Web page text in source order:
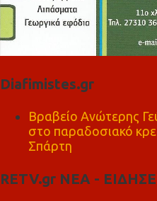
Diafimistes.gr
Βραβείο Ανώτερης
στο παραδοσιακό
Σπάρτη
RETV.gr ΝΕΑ -